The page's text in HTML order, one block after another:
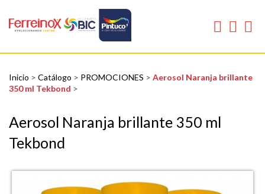
Inicio > Catálogo > PROMOCIONES > Aerosol Naranja brillante
350 ml Tekbond >
Aerosol Naranja brillante 350 ml
Tekbond